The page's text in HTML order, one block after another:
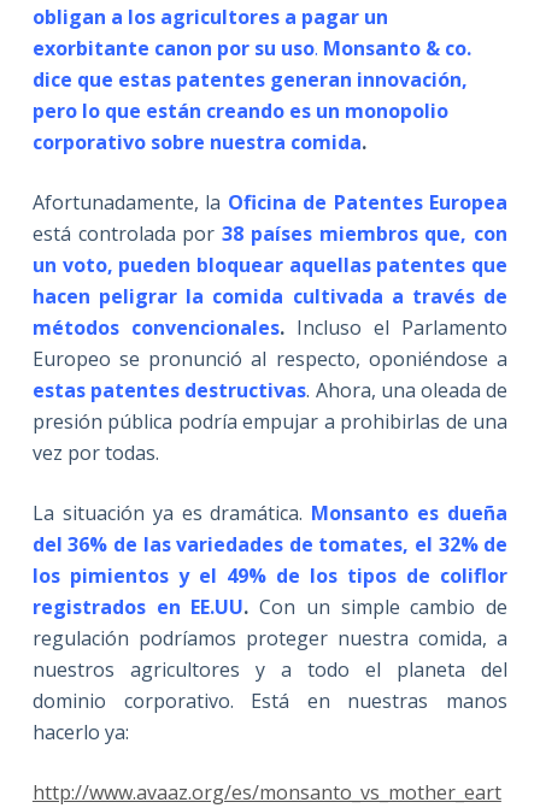
obligan a los agricultores a pagar un
exorbitante canon por su uso. Monsanto & co.
dice que estas patentes generan innovación,
pero lo que están creando es un monopolio
corporativo sobre nuestra comida.
Afortunadamente, la Oficina de Patentes Europea
está controlada por38 países miembros que, con
un voto, pueden bloquear aquellas patentes que
hacen peligrar la comida cultivada a través de
métodos convencionales.Incluso el Parlamento
Europeo se pronunció al respecto, oponiéndose a
estas patentes destructivas. Ahora, una oleada de
presión pública podría empujar a prohibirlas de una
vez por todas.
La situación ya es dramática. Monsanto es dueña
del 36% de las variedades de tomates, el 32% de
los pimientos y el 49% de los tipos de coliflor
registrados en EE.UU. Con un simple cambio de
regulación podríamos proteger nuestra comida, a
nuestros agricultores y a todo el planeta del
dominio corporativo. Está en nuestras manos
hacerlo ya:
http://www.avaaz.org/es/monsanto_vs_mother_eart